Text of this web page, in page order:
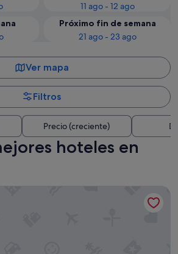
11 ago - 12 ago
Próximo fin de semana
21 ago - 23 ago
Ver mapa
Filtros
Precio (creciente)
hoteles en